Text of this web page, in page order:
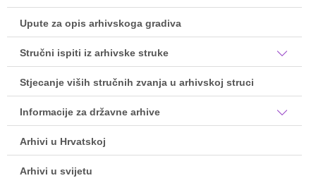
Upute za opis arhivskoga gradiva
Stručni ispiti iz arhivske struke
Stjecanje viših stručnih zvanja u arhivskoj struci
Informacije za državne arhive
Arhivi u Hrvatskoj
Arhivi u svijetu